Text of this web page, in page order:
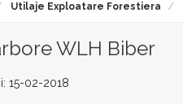
Utilaje Exploatare Forestiera
WLH Biber
15-02-2018